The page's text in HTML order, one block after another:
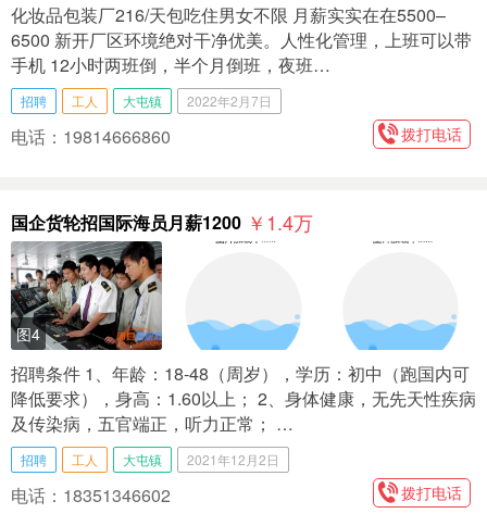
化妆品包装厂216/天包吃住男女不限 月薪实实在在5500–
6500 新开厂区环境绝对干净优美。人性化管理，上班可以带
手机 12小时两班倒，半个月倒班，夜班…
招聘 工人 大屯镇 2022年2月7日
电话：19814666860 拨打电话
国企货轮招国际海员月薪1200 ￥1.4万
图4
招聘条件 1、年龄：18-48（周岁），学历：初中（跑国内可
降低要求），身高：1.60以上； 2、身体健康，无先天性疾病
及传染病，五官端正，听力正常； …
招聘 工人 大屯镇 2021年12月2日
电话：18351346602 拨打电话